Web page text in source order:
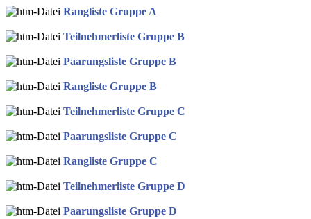
Rangliste Gruppe A
Teilnehmerliste Gruppe B
Paarungsliste Gruppe B
Rangliste Gruppe B
Teilnehmerliste Gruppe C
Paarungsliste Gruppe C
Rangliste Gruppe C
Teilnehmerliste Gruppe D
Paarungsliste Gruppe D